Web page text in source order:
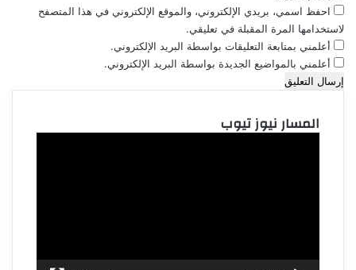
احفظ اسمي، بريدي الإلكتروني، والموقع الإلكتروني في هذا المتصفح
لاستخدامها المرة المقبلة في تعليقي.
أعلمني بمتابعة التعليقات بواسطة البريد الإلكتروني.
أعلمني بالمواضيع الجديدة بواسطة البريد الإلكتروني.
المسار نيوز تيوب